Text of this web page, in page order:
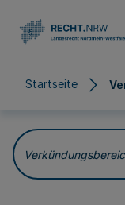
Startseite
Verkündungsbereich